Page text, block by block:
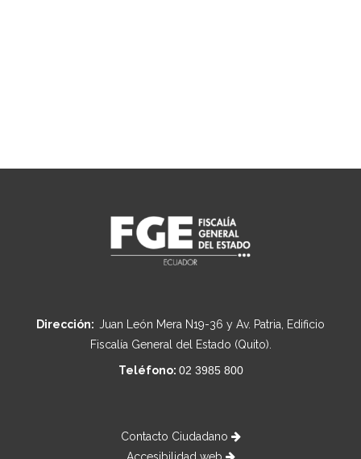
Dirección: Juan León Mera N19-36 y Av. Patria, Edificio
Fiscalía General del Estado (Quito).
Teléfono: 02 3985 800
Contacto Ciudadano